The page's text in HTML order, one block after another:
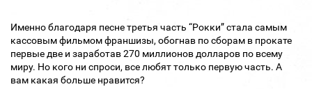
Именно благодаря песне третья часть “Рокки” стала самым
кассовым фильмом франшизы, обогнав по сборам в прокате
первые две и заработав 270 миллионов долларов по всему
миру. Но кого ни спроси, все любят только первую часть. А
вам какая больше нравится?